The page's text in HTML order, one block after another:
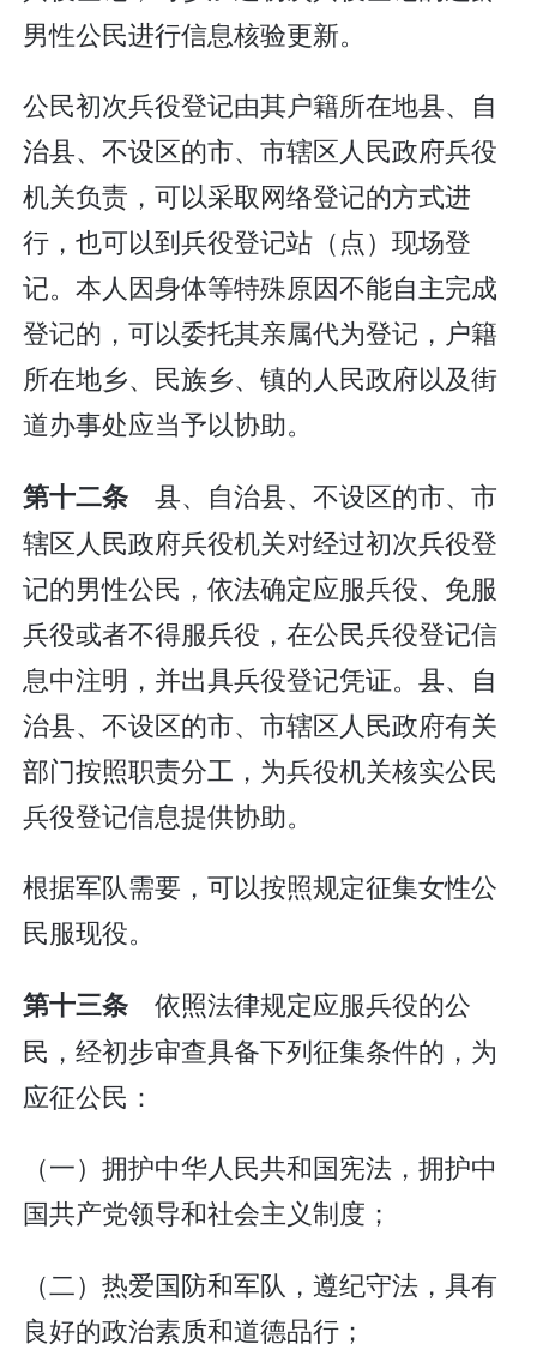
男性公民进行信息核验更新。
公民初次兵役登记由其户籍所在地县、自
治县、不设区的市、市辖区人民政府兵役
机关负责，可以采取网络登记的方式进
行，也可以到兵役登记站（点）现场登
记。本人因身体等特殊原因不能自主完成
登记的，可以委托其亲属代为登记，户籍
所在地乡、民族乡、镇的人民政府以及街
道办事处应当予以协助。
第十二条 县、自治县、不设区的市、市
辖区人民政府兵役机关对经过初次兵役登
记的男性公民，依法确定应服兵役、免服
兵役或者不得服兵役，在公民兵役登记信
息中注明，并出具兵役登记凭证。县、自
治县、不设区的市、市辖区人民政府有关
部门按照职责分工，为兵役机关核实公民
兵役登记信息提供协助。
根据军队需要，可以按照规定征集女性公
民服现役。
第十三条 依照法律规定应服兵役的公
民，经初步审查具备下列征集条件的，为
应征公民：
（一）拥护中华人民共和国宪法，拥护中
国共产党领导和社会主义制度；
（二）热爱国防和军队，遵纪守法，具有
良好的政治素质和道德品行；